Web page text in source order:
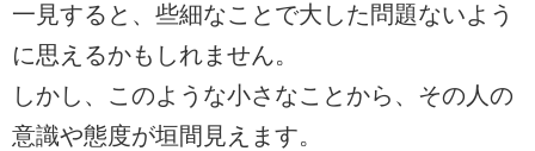
一見すると、些細なことで大した問題ないよう
に思えるかもしれません。
しかし、このような小さなことから、その人の
意識や態度が垣間見えます。